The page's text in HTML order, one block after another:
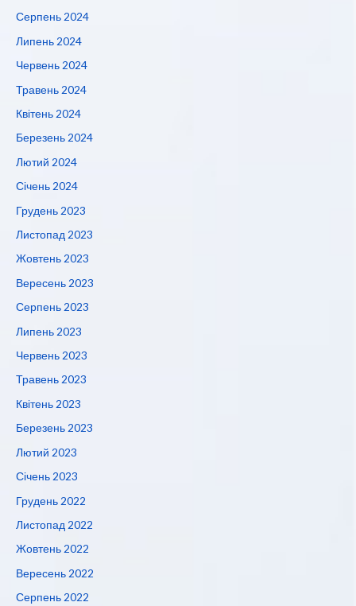
Серпень 2024
Липень 2024
Червень 2024
Травень 2024
Квітень 2024
Березень 2024
Лютий 2024
Січень 2024
Грудень 2023
Листопад 2023
Жовтень 2023
Вересень 2023
Серпень 2023
Липень 2023
Червень 2023
Травень 2023
Квітень 2023
Березень 2023
Лютий 2023
Січень 2023
Грудень 2022
Листопад 2022
Жовтень 2022
Вересень 2022
Серпень 2022